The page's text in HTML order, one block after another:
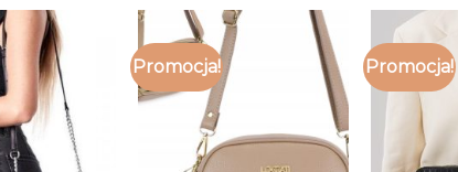
Promocja! Promocja!